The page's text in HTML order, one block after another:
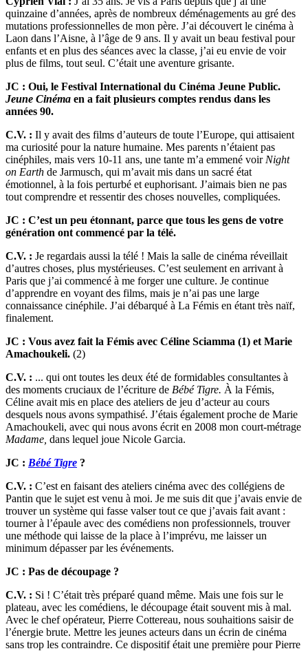
quinzaine d’années, après de nombreux déménagements au gré des
mutations professionnelles de mon père. J’ai découvert le cinéma à
Laon dans l’Aisne, à l’âge de 9 ans. Il y avait un beau festival pour
enfants et en plus des séances avec la classe, j’ai eu envie de voir
plus de films, tout seul. C’était une aventure grisante.
JC : Oui, le Festival International du Cinéma Jeune Public.
Jeune Cinéma en a fait plusieurs comptes rendus dans les
années 90.
C.V. : Il y avait des films d’auteurs de toute l’Europe, qui attisaient
ma curiosité pour la nature humaine. Mes parents n’étaient pas
cinéphiles, mais vers 10-11 ans, une tante m’a emmené voir Night
on Earth de Jarmusch, qui m’avait mis dans un sacré état
émotionnel, à la fois perturbé et euphorisant. J’aimais bien ne pas
tout comprendre et ressentir des choses nouvelles, compliquées.
JC : C’est un peu étonnant, parce que tous les gens de votre
génération ont commencé par la télé.
C.V. : Je regardais aussi la télé ! Mais la salle de cinéma réveillait
d’autres choses, plus mystérieuses. C’est seulement en arrivant à
Paris que j’ai commencé à me forger une culture. Je continue
d’apprendre en voyant des films, mais je n’ai pas une large
connaissance cinéphile. J’ai débarqué à La Fémis en étant très naïf,
finalement.
JC : Vous avez fait la Fémis avec Céline Sciamma (1) et Marie
Amachoukeli. (2)
C.V. : ... qui ont toutes les deux été de formidables consultantes à
des moments cruciaux de l’écriture de Bébé Tigre. À la Fémis,
Céline avait mis en place des ateliers de jeu d’acteur au cours
desquels nous avons sympathisé. J’étais également proche de Marie
Amachoukeli, avec qui nous avons écrit en 2008 mon court-métrage
Madame, dans lequel joue Nicole Garcia.
JC : Bébé Tigre ?
C.V. : C’est en faisant des ateliers cinéma avec des collégiens de
Pantin que le sujet est venu à moi. Je me suis dit que j’avais envie de
trouver un système qui fasse valser tout ce que j’avais fait avant :
tourner à l’épaule avec des comédiens non professionnels, trouver
une méthode qui laisse de la place à l’imprévu, me laisser un
minimum dépasser par les événements.
JC : Pas de découpage ?
C.V. : Si ! C’était très préparé quand même. Mais une fois sur le
plateau, avec les comédiens, le découpage était souvent mis à mal.
Avec le chef opérateur, Pierre Cottereau, nous souhaitions saisir de
l’énergie brute. Mettre les jeunes acteurs dans un écrin de cinéma
sans trop les contraindre. Ce dispositif était une première pour Pierre